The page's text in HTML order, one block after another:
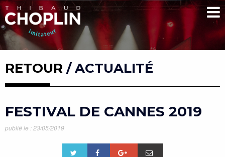
RETOUR / ACTUALITÉ
FESTIVAL DE CANNES 2019
publié le : 23/05/2019